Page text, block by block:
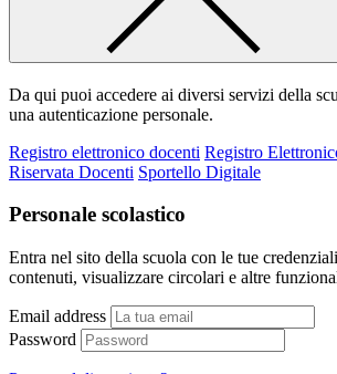
Da qui puoi accedere ai diversi servizi della
una autenticazione personale.
Registro elettronico docenti Registro
Riservata Docenti Sportello Digitale
Personale scolastico
Entra nel sito della scuola con le tue
contenuti, visualizzare circolari e altre
Email address
Password